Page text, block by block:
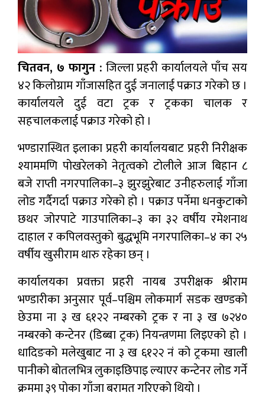
चितवन, ७ फागुन : जिल्ला प्रहरी कार्यालयले पाँच सय
४२ किलोग्राम गाँजासहित दुई जनालाई पक्राउ गरेको छ ।
कार्यालयले दुई वटा ट्रक र ट्रकका चालक र
सहचालकलाई पक्राउ गरेको हो ।
भण्डारास्थित इलाका प्रहरी कार्यालयबाट प्रहरी निरीक्षक
श्याममणि पोखरेलको नेतृत्वको टोलीले आज बिहान ८
बजे राप्ती नगरपालिका–३ झुरझुरेबाट उनीहरुलाई गाँजा
लोड गर्दैगर्दा पक्राउ गरेको हो । पक्राउ पर्नेमा धनकुटाको
छथर जोरपाटे गाउपालिका–३ का ३२ वर्षीय रमेशनाथ
दाहाल र कपिलवस्तुको बुद्धभूमि नगरपालिका–४ का २५
वर्षीय खुसीराम थारु रहेका छन् ।
कार्यालयका प्रवक्ता प्रहरी नायब उपरीक्षक श्रीराम
भण्डारीका अनुसार पूर्व–पश्चिम लोकमार्ग सडक खण्डको
छेउमा ना ३ ख ६१२२ नम्बरको ट्रक र ना ३ ख ७२४०
नम्बरको कन्टेनर (डिब्बा ट्रक) नियन्त्रणमा लिइएको हो ।
धादिङको मलेखुबाट ना ३ ख ६१२२ नं को ट्रकमा खाली
पानीको बोतलभित्र लुकाइछिपाइ ल्याएर कन्टेनर लोड गर्ने
क्रममा ३९ पोका गाँजा बरामत गरिएको थियो ।